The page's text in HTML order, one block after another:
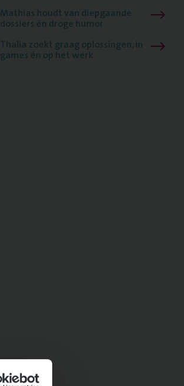
Mathias houdt van diepgaande
dossiers én droge humor
Thalia zoekt graag oplossingen, in
games én op het werk